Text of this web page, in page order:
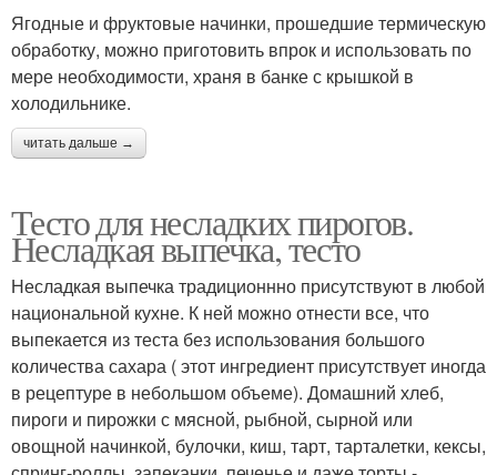
Ягодные и фруктовые начинки, прошедшие термическую
обработку, можно приготовить впрок и использовать по
мере необходимости, храня в банке с крышкой в
холодильнике.
читать дальше →
Тесто для несладких пирогов.
Несладкая выпечка, тесто
Несладкая выпечка традиционнно присутствуют в любой
национальной кухне. К ней можно отнести все, что
выпекается из теста без использования большого
количества сахара ( этот ингредиент присутствует иногда
в рецептуре в небольшом объеме). Домашний хлеб,
пироги и пирожки с мясной, рыбной, сырной или
овощной начинкой, булочки, киш, тарт, тарталетки, кексы,